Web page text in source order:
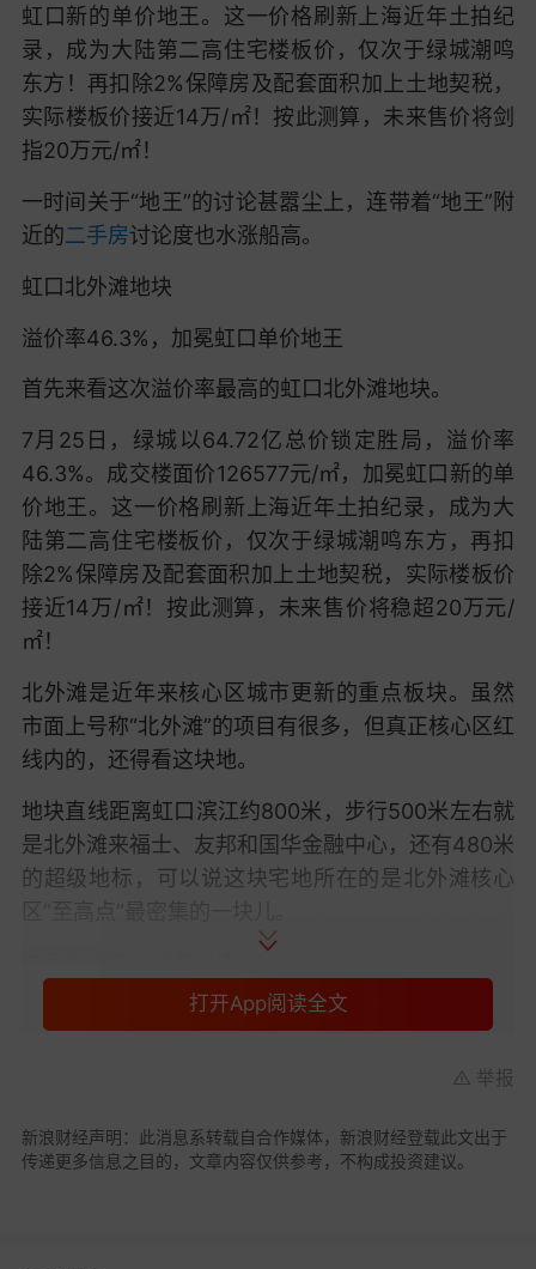
虹口新的单价地王。 这一价格刷新上海近年土拍纪
录，成为大陆第二高住宅楼板价，仅次于绿城潮鸣
东方！再扣除2%保障房及配套面积加上土地契税，
实际楼板价接近14万/㎡！按此测算， 未来售价将剑
指20万元/㎡！
一时间关于“地王”的讨论甚嚣尘上，连带着“地王”附
近的二手房讨论度也水涨船高。
虹口北外滩地块
溢价率46.3%， 加冕虹口单价地王
首先来看这次溢价率最高的虹口北外滩地块。
7月25日，绿城以64.72亿总价锁定胜局， 溢价率
46.3%。成交楼面价126577元/㎡，加冕虹口新的单
价地王。这一价格刷新上海近年土拍纪录，成为大
陆第二高住宅楼板价，仅次于绿城潮鸣东方， 再扣
除2%保障房及配套面积加上土地契税，实际楼板价
接近14万/㎡！ 按此测算，未来售价将稳超20万元/
㎡！
北外滩是近年来核心区城市更新的重点板块。虽然
市面上号称“北外滩”的项目有很多，但真正核心区红
线内的，还得看这块地。
地块直线距离虹口滨江约800米，步行500米左右就
是北外滩来福士、友邦和国华金融中心，还有480米
的超级地标， 可以说这块宅地所在的是北外滩核心
目前虹口北外滩板块的月挂牌均价基本上维持在10-
地块周边二手房的挂牌均价在14-17万不等，例如中
皇北岸锦源挂牌均价为14.6万左右，瑞虹新城各期
打开App阅读全文
举报
新浪财经声明：此消息系转载自合作媒体，新浪财经登载此文出于
传递更多信息之目的，文章内容仅供参考，不构成投资建议。